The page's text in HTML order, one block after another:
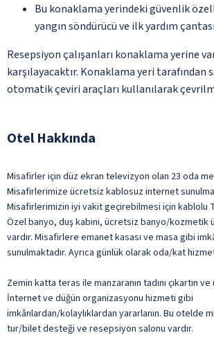
Bu konaklama yerindeki güvenlik
yangın söndürücü ve ilk yardım
Resepsiyon çalışanları konaklama yerine
karşılayacaktır. Konaklama yeri tarafından
otomatik çeviri araçları kullanılarak
Otel Hakkında
Misafirler için düz ekran televizyon olan 23 oda
Misafirlerimize ücretsiz kablosuz internet
Misafirlerimizin iyi vakit geçirebilmesi için kablolu
Özel banyo, duş kabini, ücretsiz banyo/kozmetik
vardır. Misafirlere emanet kasası ve masa gibi
sunulmaktadır. Ayrıca günlük olarak oda/kat
Zemin katta teras ile manzaranın tadını çıkartın
İnternet ve düğün organizasyonu hizmeti gibi
imkânlardan/kolaylıklardan yararlanın. Bu otelde
tur/bilet desteği ve resepsiyon salonu vardır.